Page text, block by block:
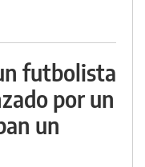
futbolista
por un
un